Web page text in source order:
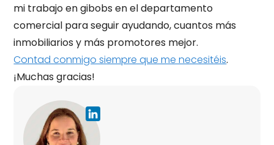
mi trabajo en gibobs en el departamento
comercial para seguir ayudando, cuantos más
inmobiliarios y más promotores mejor.
Contad conmigo siempre que me necesitéis.
¡Muchas gracias!